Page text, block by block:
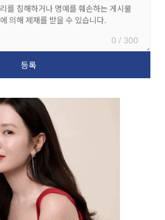
0 / 300